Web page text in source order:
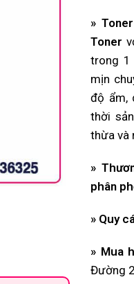
»
Toner
trong 1
mịn
độ ẩm,
thời
thừa và
»
phân
» Quy
» Mua
Đường